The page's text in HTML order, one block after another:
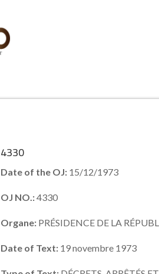
4330
Date of the OJ: 15/12/1973
OJ NO.:4330
Organe: PRÉSIDENCE DE LA
Date of Text: 19 novembre 1973